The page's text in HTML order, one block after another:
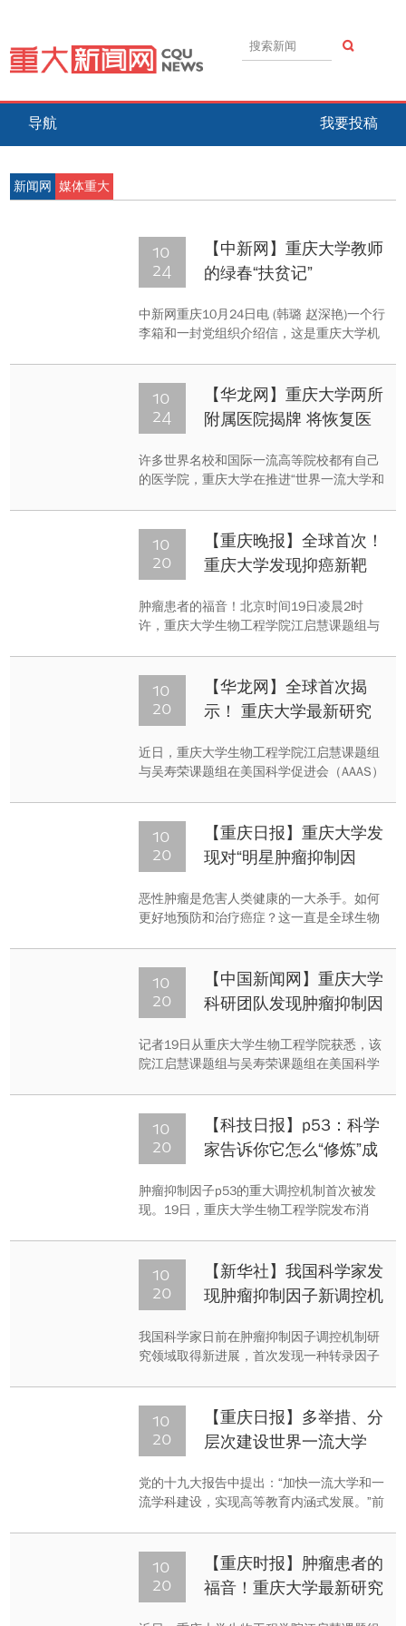
导航 我要投稿
新闻网 媒体重大
10
24
【中新网】重庆大学教师
的绿春“扶贫记”
中新网重庆10月24日电 (韩璐 赵深艳)一个行
李箱和一封党组织介绍信，这是重庆大学机
深，“也许这就是信仰的力量。”他笑着说。
10
24
【华龙网】重庆大学两所
附属医院揭牌 将恢复医
许多世界名校和国际一流高等院校都有自己
的医学院，重庆大学在推进“世界一流大学和
院、重庆市急救医疗中心开启“非直管”附属
医院合作，与沙坪坝区人民政府开启共建“直
管”附属医院合作。记者获悉，重庆大学将逐
教学型综合医院。
10
20
【重庆晚报】全球首次！
重庆大学发现抑癌新靶
《Science Advances》
肿瘤患者的福音！北京时间19日凌晨2时
许，重庆大学生物工程学院江启慧课题组与
发表了题为 “Identification of XBP1-u as a
novel regulator of the MDM2 p53 axis using
an shRNA library”（通过RNA干扰质粒文库筛
XBP1-u）的研究论文。
10
20
【华龙网】全球首次揭
示！ 重庆大学最新研究
近日，重庆大学生物工程学院江启慧课题组
与吴寿荣课题组在美国科学促进会（AAAS）
10
20
【重庆日报】重庆大学发
现对“明星肿瘤抑制因
恶性肿瘤是危害人类健康的一大杀手。如何
更好地预防和治疗癌症？这一直是全球生物
一种可对“明星肿瘤抑制因子”p53起重要作用
的蛋白。这项发现将有助于肿瘤特别是恶性
肿瘤的预防与治疗。10月19日，该研究成果
10
20
【中国新闻网】重庆大学
科研团队发现肿瘤抑制因
记者19日从重庆大学生物工程学院获悉，该
院江启慧课题组与吴寿荣课题组在美国科学
控机制的新发现”相关研究论文。据悉，该论
文是科学界首次发表“肿瘤抑制因子p53调控
机制”研究。该研究将有助于人类预防和治疗
10
20
【科技日报】p53：科学
家告诉你它怎么“修炼”成
肿瘤抑制因子p53的重大调控机制首次被发
现。19日，重庆大学生物工程学院发布消
示了XBP1的非剪切体XBP1-u对明星肿瘤抑
制因子p53的重要调控功能。
10
20
【新华社】我国科学家发
现肿瘤抑制因子新调控机
我国科学家日前在肿瘤抑制因子调控机制研
究领域取得新进展，首次发现一种转录因子
向。相关研究成果已于北京时间１０月１９
日在线发表在国际学术期刊《科学进展》
10
20
【重庆日报】多举措、分
层次建设世界一流大学
党的十九大报告中提出：“加快一流大学和一
流学科建设，实现高等教育内涵式发展。”前
的目标？10月19日，围绕党的十九大报告，
重庆大学党委常务副书记张宗益畅谈了自己
的体会和学校的工作打算。
10
20
【重庆时报】肿瘤患者的
福音！重庆大学最新研究